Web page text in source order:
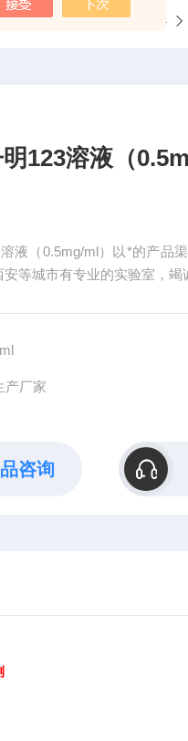
前位置： 首页 产品中心
123溶液（
液（0.5mg/ml）以*的产品
安等城市有专业的实验室，
产厂家
咨询